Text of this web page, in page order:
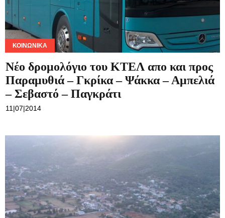
ΕΚΔΗΛΏΣΕΙΣ
Την πρωτοχρονιάτικη πίτα κόβει ο
πολιτιστικός σύλλογος Γκρίκας
Παραμυθιάς
03|01|2014